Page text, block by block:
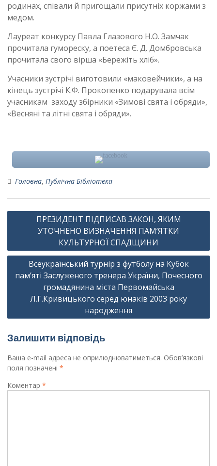
родинах, співали й пригощали присутніх коржами з
медом.
Лауреат конкурсу Павла Глазового Н.О. Замчак
прочитала гумореску, а поетеса Є. Д. Домбровська
прочитала свого вірша «Бережіть хліб».
Учасники зустрічі виготовили «маковейчики», а на
кінець зустрічі К.Ф. Прокопенко подарувала всім
учасникам заходу збірники «Зимові свята і обряди»,
«Весняні та літні свята і обряди».
Головна, Публічна Бібліотека
Навігація
записів
ПРЕЗИДЕНТ ПІДПИСАВ ЗАКОН, ЯКИМ
УТОЧНЕНО ВИЗНАЧЕННЯ ПАМ’ЯТКИ
КУЛЬТУРНОЇ СПАДЩИНИ
Всеукраїнський турнір з футболу на Кубок
пам’яті Заслуженого тренера України, Почесного
громадянина міста Первомайська
Л.Г.Кривицького серед юнаків 2003 року
народження
Залишити відповідь
Ваша e-mail адреса не оприлюднюватиметься. Обов’язкові
поля позначені *
Коментар *